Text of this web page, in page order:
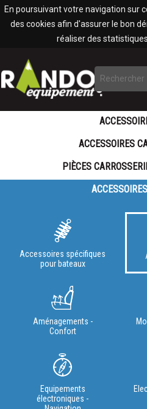
En poursuivant votre navigation sur
des cookies afin d'assurer le bon
réaliser des
ACCESSOIRES
PIÈCES
Accessoires spécifiques
pour bateaux
Aménagements -
Confort
Equipements
électroniques -
Panneau de gestion des cookies